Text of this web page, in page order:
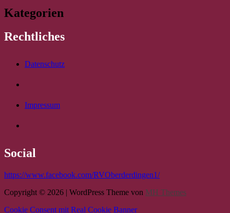
Kategorien
Rechtliches
Datenschutz
Impressum
Social
https://www.facebook.com/RVOberderdingen1/
Copyright © 2026 | WordPress Theme von MH Themes
Cookie Consent mit Real Cookie Banner